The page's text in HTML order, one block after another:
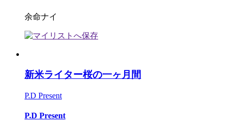
余命ナイ
新米ライター桜の一ヶ月間
P.D Present
P.D Present